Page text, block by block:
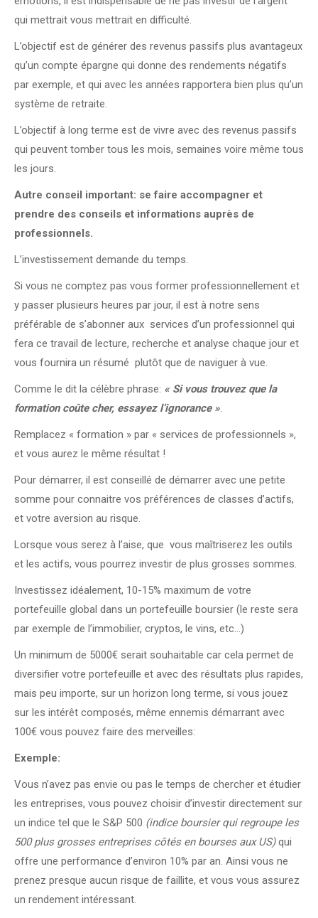
qui mettrait vous mettrait en difficulté.
L’objectif est de générer des revenus passifs plus avantageux
qu’un compte épargne qui donne des rendements négatifs
par exemple, et qui avec les années rapportera bien plus qu’un
système de retraite.
L’objectif à long terme est de vivre avec des revenus passifs
qui peuvent tomber tous les mois, semaines voire même tous
les jours.
Autre conseil important: se faire accompagner et
prendre des conseils et informations auprès de
professionnels.
L’investissement demande du temps.
Si vous ne comptez pas vous former professionnellement et
y passer plusieurs heures par jour, il est à notre sens
préférable de s’abonner aux services d’un professionnel qui
fera ce travail de lecture, recherche et analyse chaque jour et
vous fournira un résumé plutôt que de naviguer à vue.
Comme le dit la célèbre phrase: « Si vous trouvez que la
formation coûte cher, essayez l’ignorance ».
Remplacez « formation » par « services de professionnels »,
et vous aurez le même résultat !
Pour démarrer, il est conseillé de démarrer avec une petite
somme pour connaitre vos préférences de classes d’actifs,
et votre aversion au risque.
Lorsque vous serez à l’aise, que vous maîtriserez les outils
et les actifs, vous pourrez investir de plus grosses sommes.
Investissez idéalement, 10-15% maximum de votre
portefeuille global dans un portefeuille boursier (le reste sera
par exemple de l’immobilier, cryptos, le vins, etc…)
Un minimum de 5000€ serait souhaitable car cela permet de
diversifier votre portefeuille et avec des résultats plus rapides,
mais peu importe, sur un horizon long terme, si vous jouez
sur les intérêt composés, même ennemis démarrant avec
100€ vous pouvez faire des merveilles:
Exemple:
Vous n’avez pas envie ou pas le temps de chercher et étudier
les entreprises, vous pouvez choisir d’investir directement sur
un indice tel que le S&P 500 (indice boursier qui regroupe les
500 plus grosses entreprises côtés en bourses aux US)qui
offre une performance d’environ 10% par an. Ainsi vous ne
prenez presque aucun risque de faillite, et vous vous assurez
un rendement intéressant.